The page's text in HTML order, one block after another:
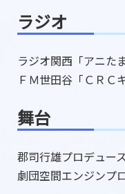
ラジオ
ラジオ関西「アニた
ＦＭ世田谷「ＣＲＣ
舞台
郡司行雄プロデュー
劇団空間エンジンプ